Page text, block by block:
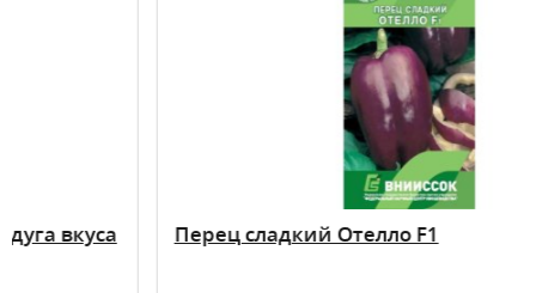
Перец сладкий Отелло F1